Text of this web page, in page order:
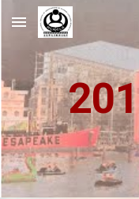
Skip to main content